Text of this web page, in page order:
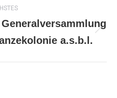
Beitrag:
a.s.b.l.